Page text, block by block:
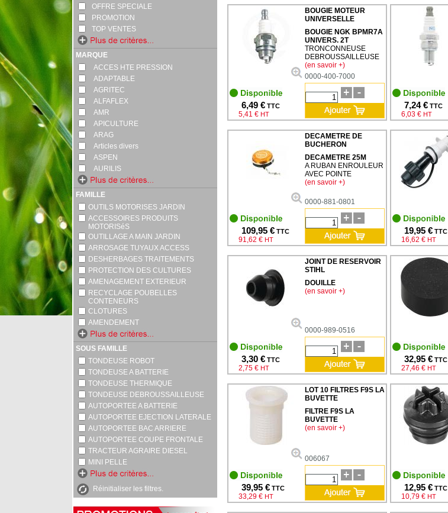
OFFRE SPECIALE
PROMOTION
TOP VENTES
MARQUE
ACCES HTE PRESSION
ADAPTABLE
AGRITEC
ALFAFLEX
AMR
APICULTURE
ARAG
Articles divers
ASPEN
AURILIS
FAMILLE
OUTILS MOTORISES JARDIN
ACCESSOIRES PRODUITS
MOTORISéS
OUTILLAGE A MAIN JARDIN
ARROSAGE TUYAUX ACCESS
DESHERBAGES TRAITEMENTS
PROTECTION DES CULTURES
AMENAGEMENT EXTERIEUR
RECYCLAGE POUBELLES
CONTENEURS
CLOTURES
AMENDEMENT
SOUS FAMILLE
TONDEUSE ROBOT
TONDEUSE A BATTERIE
TONDEUSE THERMIQUE
TONDEUSE DEBROUSSAILLEUSE
AUTOPORTEE A BATTERIE
AUTOPORTEE EJECTION LATERALE
AUTOPORTEE BAC ARRIERE
AUTOPORTEE COUPE FRONTALE
TRACTEUR AGRAIRE DIESEL
MINI PELLE
Réinitialiser les filtres.
6,49 € TTC
5,41 € HT
BOUGIE MOTEUR
UNIVERSELLE
BOUGIE NGK BPMR7A
UNIVERS. 2T
TRONCONNEUSE
DEBROUSSAILLEUSE
(en savoir +)
0000-400-7000
7,24 € TTC
6,03 € HT
109,95 € TTC
91,62 € HT
DECAMETRE DE
BUCHERON
DECAMETRE 25M
A RUBAN ENROULEUR
AVEC POINTE
(en savoir +)
0000-881-0801
19,95 € TTC
16,62 € HT
3,30 € TTC
2,75 € HT
JOINT DE RESERVOIR
STIHL
DOUILLE
(en savoir +)
0000-989-0516
32,95 € TTC
27,46 € HT
39,95 € TTC
33,29 € HT
LOT 10 FILTRES F9S LA
BUVETTE
FILTRE F9S LA
BUVETTE
(en savoir +)
006067
12,95 € TTC
10,79 € HT